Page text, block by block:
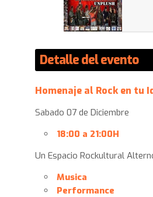
Detalle del evento
Homenaje al Rock en tu
Sabado 07 de Diciembre
18:00 a 21:00H
Un Espacio Rockultural
Musica
Performance